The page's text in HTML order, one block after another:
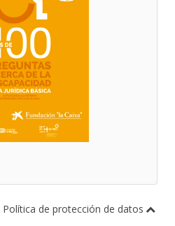
Política de protección de datos